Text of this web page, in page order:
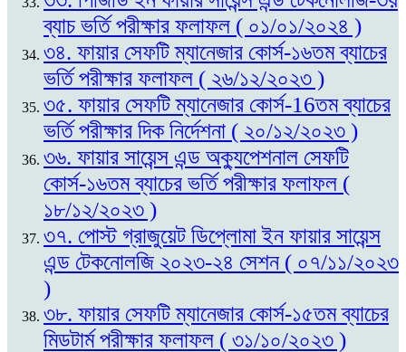
ব্যাচ ভর্তি পরীক্ষার ফলাফল ( ০১/০১/২০২৪ )
৩৪. ফায়ার সেফটি ম্যানেজার কোর্স-১৬তম ব্যাচের
ভর্তি পরীক্ষার ফলাফল ( ২৬/১২/২০২৩ )
৩৫. ফায়ার সেফটি ম্যানেজার কোর্স-16তম ব্যাচের
ভর্তি পরীক্ষার দিক নির্দেশনা ( ২০/১২/২০২৩ )
৩৬. ফায়ার সায়েন্স এন্ড অক্যুপেশনাল সেফটি
কোর্স-১৬তম ব্যাচের ভর্তি পরীক্ষার ফলাফল (
১৮/১২/২০২৩ )
৩৭. পোস্ট গ্রাজুয়েট ডিপ্লোমা ইন ফায়ার সায়েন্স
এন্ড টেকনোলজি ২০২৩-২৪ সেশন ( ০৭/১১/২০২৩
)
৩৮. ফায়ার সেফটি ম্যানেজার কোর্স-১৫তম ব্যাচের
মিডটার্ম পরীক্ষার ফলাফল ( ৩১/১০/২০২৩ )